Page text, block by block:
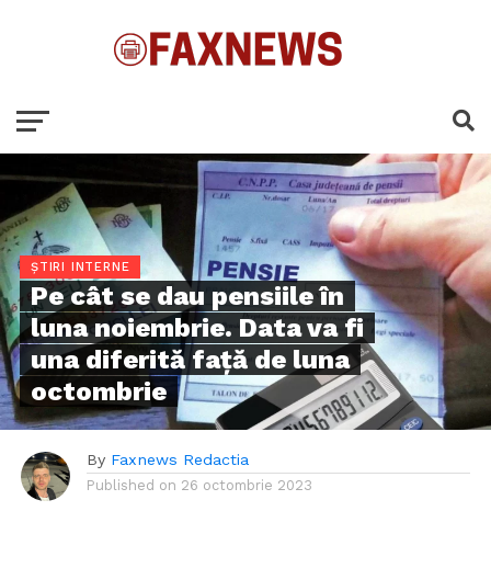
ȘTIRI INTERNE
Pe cât se dau pensiile în
luna noiembrie. Data va fi
una diferită față de luna
octombrie
By Faxnews Redactia
Published on 26 octombrie 2023